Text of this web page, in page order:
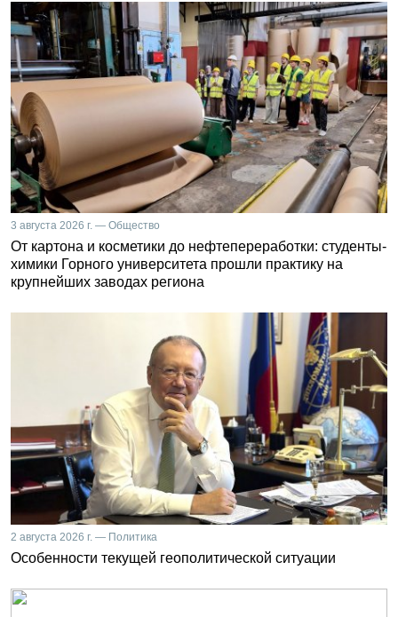
3 августа 2026 г. — Общество
От картона и косметики до нефтепереработки: студенты-
химики Горного университета прошли практику на
крупнейших заводах региона
2 августа 2026 г. — Политика
Особенности текущей геополитической ситуации